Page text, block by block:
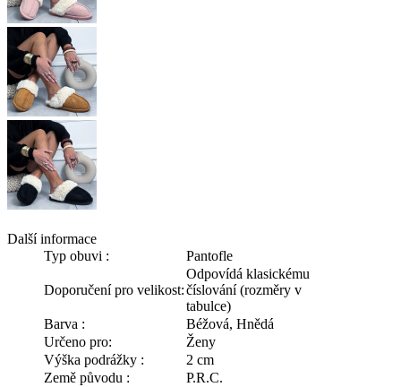
Další informace
Typ obuvi :
Pantofle
Doporučení pro velikost:
Odpovídá klasickému
číslování (rozměry v
tabulce)
Barva :
Béžová, Hnědá
Určeno pro:
Ženy
Výška podrážky :
2 cm
Země původu :
P.R.C.